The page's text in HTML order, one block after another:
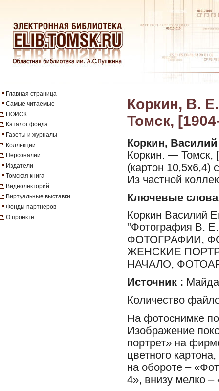
Главная страница
Самые читаемые
ПОИСК
Каталог фонда
Газеты и журналы
Коллекции
Персоналии
Издатели
Томская книга
Видеолекторий
Виртуальные выставки
Фонды партнеров
О проекте
Коркин, В.
Томск,
Коркин,
Коркин. — Томск,
(картон 10,5х6,4)
Из частной
Ключевые слова
Коркин Василий
"Фотография В. Е.
ФОТОГРАФИИ,
ЖЕНСКИЕ
НАЧАЛО,
Источник :
Количество
На фотоснимке
Изображение
портрет» на
цветного
на обороте –
4», внизу мелко